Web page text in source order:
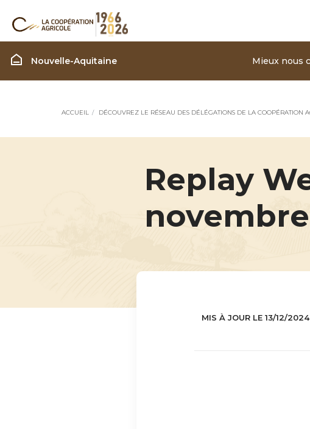
Région Nouvelle Aquitaine
Nouvelle-Aquitaine Mieux nous
ACCUEIL DÉCOUVREZ LE RÉSEAU DES DÉLÉGATIONS DE LA COOPÉRATION
Replay
MIS À JOUR LE 13/12/2024